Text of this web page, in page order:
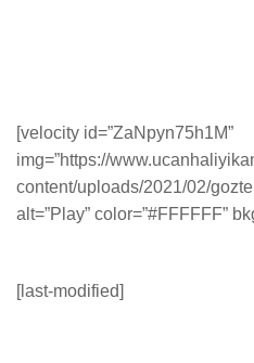
[velocity id=”ZaNpyn75h1M”
img=”https://
content/uploads/2021/02/
alt=”Play” color=”#FFFFFF”
[last-modified]